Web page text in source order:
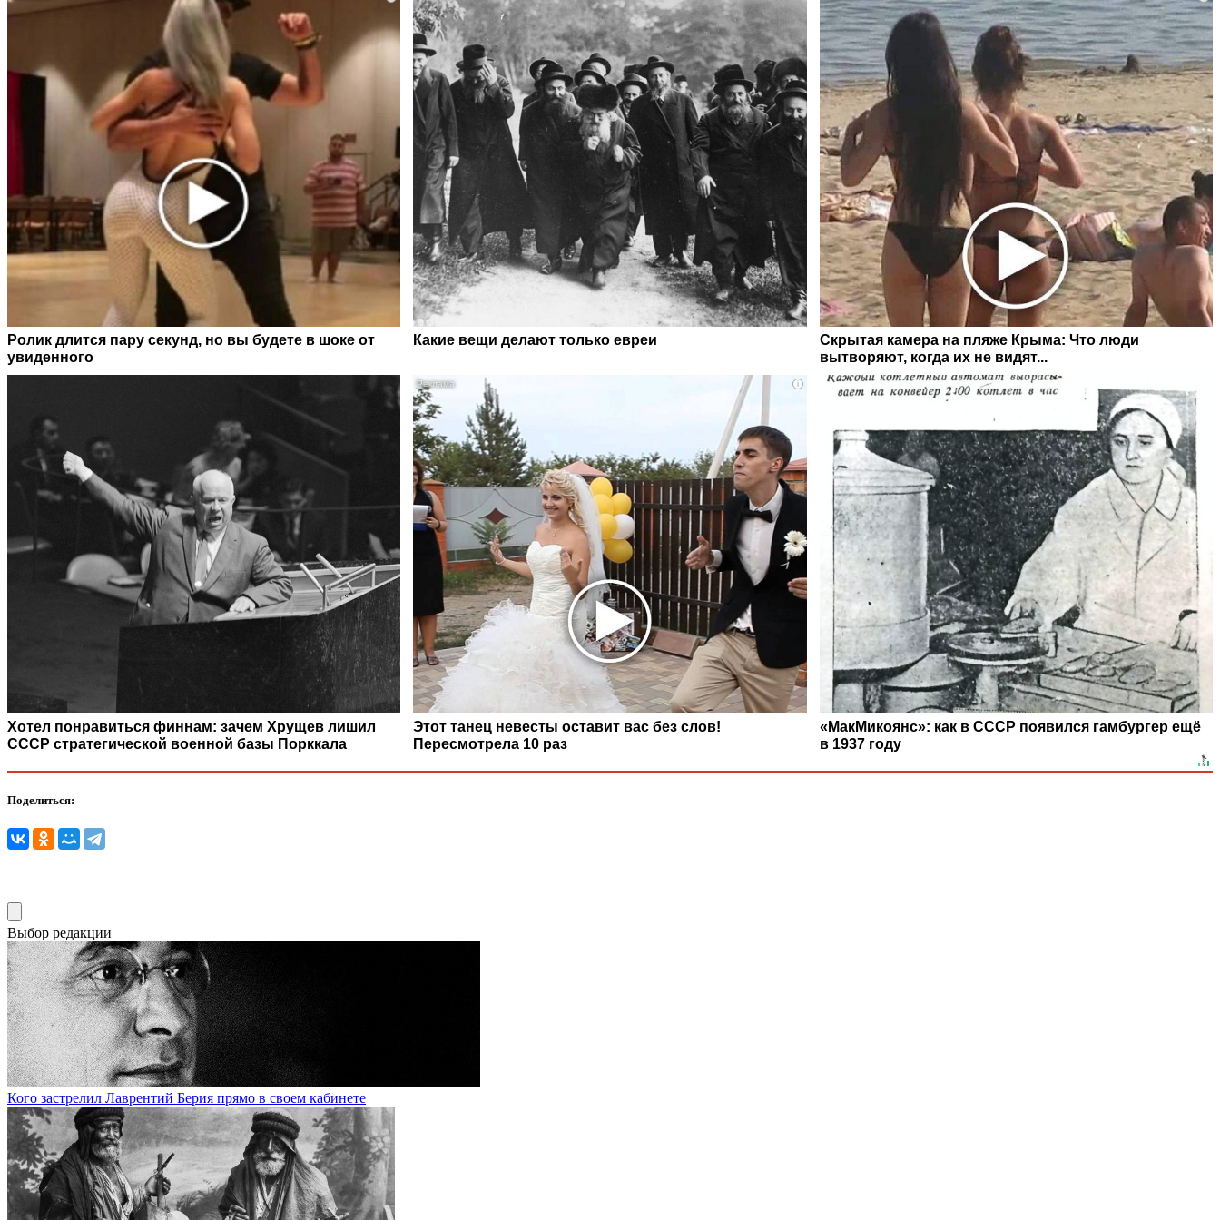
Ролик длится пару секунд, но вы будете в шоке от
увиденного
Какие вещи делают только евреи
Скрытая камера на пляже Крыма: Что люди
вытворяют, когда их не видят...
Хотел понравиться финнам: зачем Хрущев лишил
СССР стратегической военной базы Порккала
i
Этот танец невесты оставит вас без слов!
Пересмотрела 10 раз
«МакМикоянс»: как в СССР появился гамбургер ещё
в 1937 году
Поделиться:
Выбор редакции
Кого застрелил Лаврентий Берия прямо в своем кабинете